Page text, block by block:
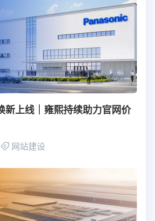
新上线｜雍熙持续助力官网价
网站建设